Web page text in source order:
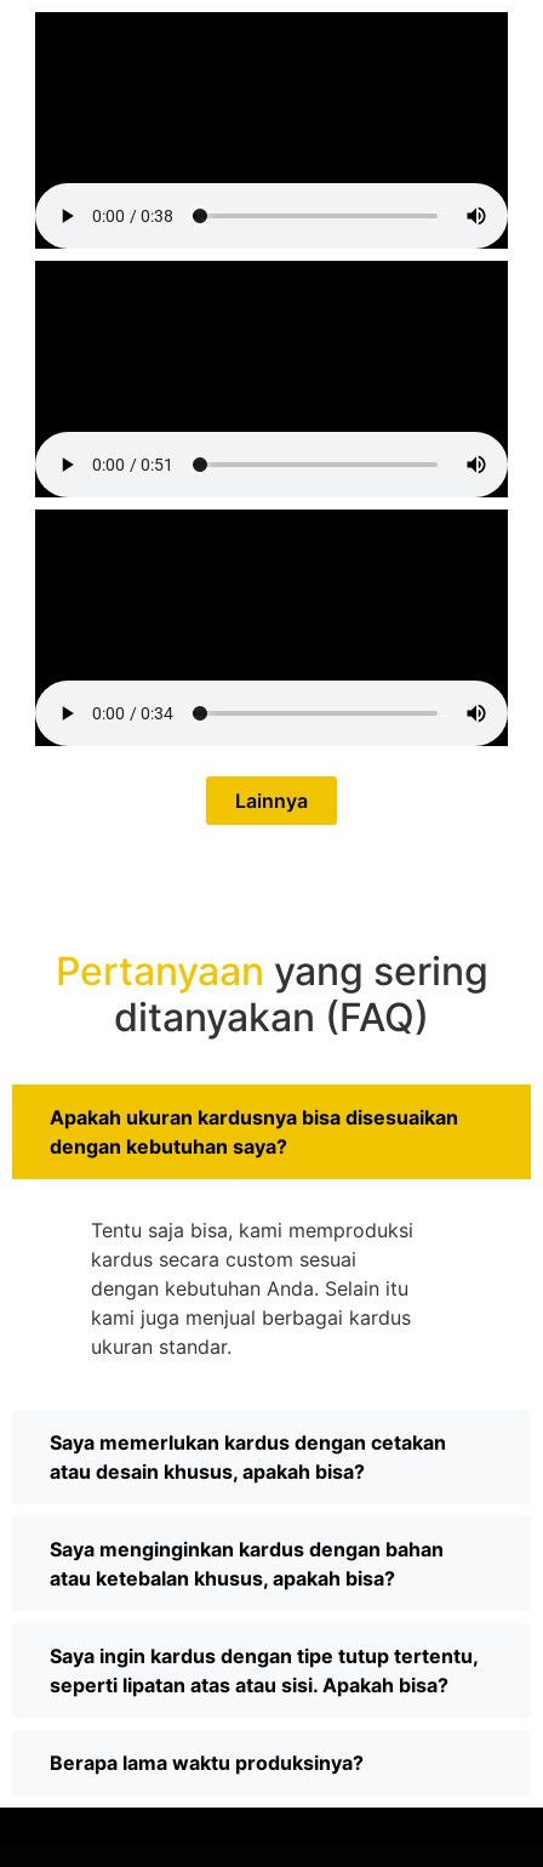
Lainnya
Pertanyaan yang sering
ditanyakan (FAQ)
Apakah ukuran kardusnya bisa disesuaikan
dengan kebutuhan saya?
Tentu saja bisa, kami memproduksi
kardus secara custom sesuai
dengan kebutuhan Anda. Selain itu
kami juga menjual berbagai kardus
ukuran standar.
Saya memerlukan kardus dengan cetakan
atau desain khusus, apakah bisa?
Saya menginginkan kardus dengan bahan
atau ketebalan khusus, apakah bisa?
Saya ingin kardus dengan tipe tutup tertentu,
seperti lipatan atas atau sisi. Apakah bisa?
Berapa lama waktu produksinya?